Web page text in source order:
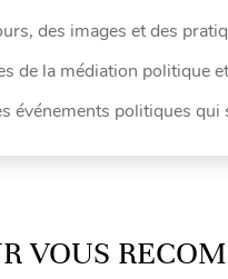
des images et des
de la médiation politique
événements politiques
VOUS